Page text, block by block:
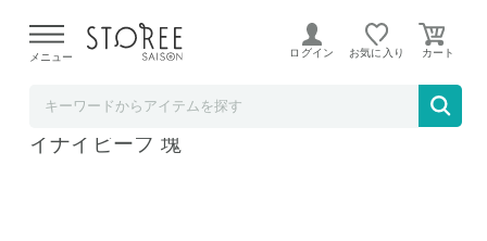
よる配送遅延が発生しております。
メニュー ログイン お気に入り
訳あり 黒毛和牛 A4ランク以上 500g モッタ
イナイビーフ 塊